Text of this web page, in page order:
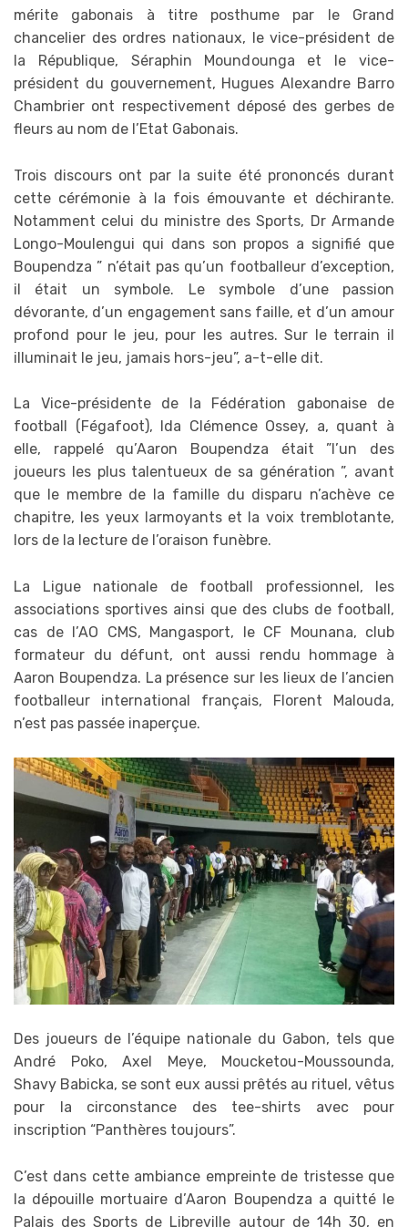
mérite gabonais à titre posthume par le Grand
chancelier des ordres nationaux, le vice-président de
la République, Séraphin Moundounga et le vice-
président du gouvernement, Hugues Alexandre Barro
Chambrier ont respectivement déposé des gerbes de
fleurs au nom de l’Etat Gabonais.
Trois discours ont par la suite été prononcés durant
cette cérémonie à la fois émouvante et déchirante.
Notamment celui du ministre des Sports, Dr Armande
Longo-Moulengui qui dans son propos a signifié que
Boupendza ” n’était pas qu’un footballeur d’exception,
il était un symbole. Le symbole d’une passion
dévorante, d’un engagement sans faille, et d’un amour
profond pour le jeu, pour les autres. Sur le terrain il
illuminait le jeu, jamais hors-jeu”, a-t-elle dit.
La Vice-présidente de la Fédération gabonaise de
football (Fégafoot), Ida Clémence Ossey, a, quant à
elle, rappelé qu’Aaron Boupendza était ”l’un des
joueurs les plus talentueux de sa génération ”, avant
que le membre de la famille du disparu n’achève ce
chapitre, les yeux larmoyants et la voix tremblotante,
lors de la lecture de l’oraison funèbre.
La Ligue nationale de football professionnel, les
associations sportives ainsi que des clubs de football,
cas de l’AO CMS, Mangasport, le CF Mounana, club
formateur du défunt, ont aussi rendu hommage à
Aaron Boupendza. La présence sur les lieux de l’ancien
footballeur international français, Florent Malouda,
n’est pas passée inaperçue.
Des joueurs de l’équipe nationale du Gabon, tels que
André Poko, Axel Meye, Moucketou-Moussounda,
Shavy Babicka, se sont eux aussi prêtés au rituel, vêtus
pour la circonstance des tee-shirts avec pour
inscription “Panthères toujours”.
C’est dans cette ambiance empreinte de tristesse que
la dépouille mortuaire d’Aaron Boupendza a quitté le
Palais des Sports de Libreville autour de 14h 30, en